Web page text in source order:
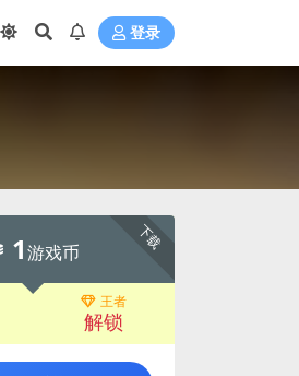
登录
下载
1游戏币
王者
解锁